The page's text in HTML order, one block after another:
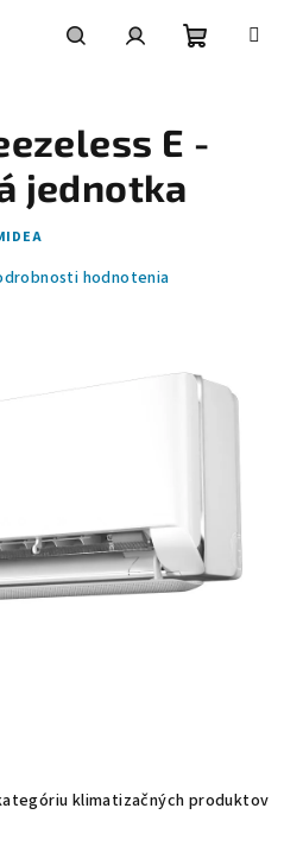
košík
klimatizačných produktov
E -
jednotka
hodnotenia